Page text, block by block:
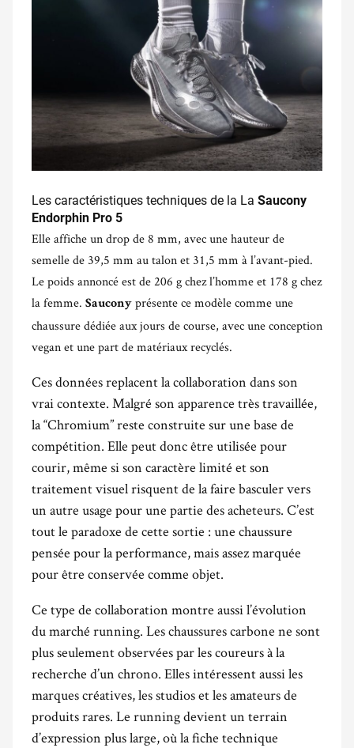
Les caractéristiques techniques de la La Saucony
Endorphin Pro 5
Elle affiche un drop de 8 mm, avec une hauteur de
semelle de 39,5 mm au talon et 31,5 mm à l’avant-pied.
Le poids annoncé est de 206 g chez l’homme et 178 g chez
la femme. Saucony présente ce modèle comme une
chaussure dédiée aux jours de course, avec une conception
vegan et une part de matériaux recyclés.
Ces données replacent la collaboration dans son
vrai contexte. Malgré son apparence très travaillée,
la “Chromium” reste construite sur une base de
compétition. Elle peut donc être utilisée pour
courir, même si son caractère limité et son
traitement visuel risquent de la faire basculer vers
un autre usage pour une partie des acheteurs. C’est
tout le paradoxe de cette sortie : une chaussure
pensée pour la performance, mais assez marquée
pour être conservée comme objet.
Ce type de collaboration montre aussi l’évolution
du marché running. Les chaussures carbone ne sont
plus seulement observées par les coureurs à la
recherche d’un chrono. Elles intéressent aussi les
marques créatives, les studios et les amateurs de
produits rares. Le running devient un terrain
d’expression plus large, où la fiche technique